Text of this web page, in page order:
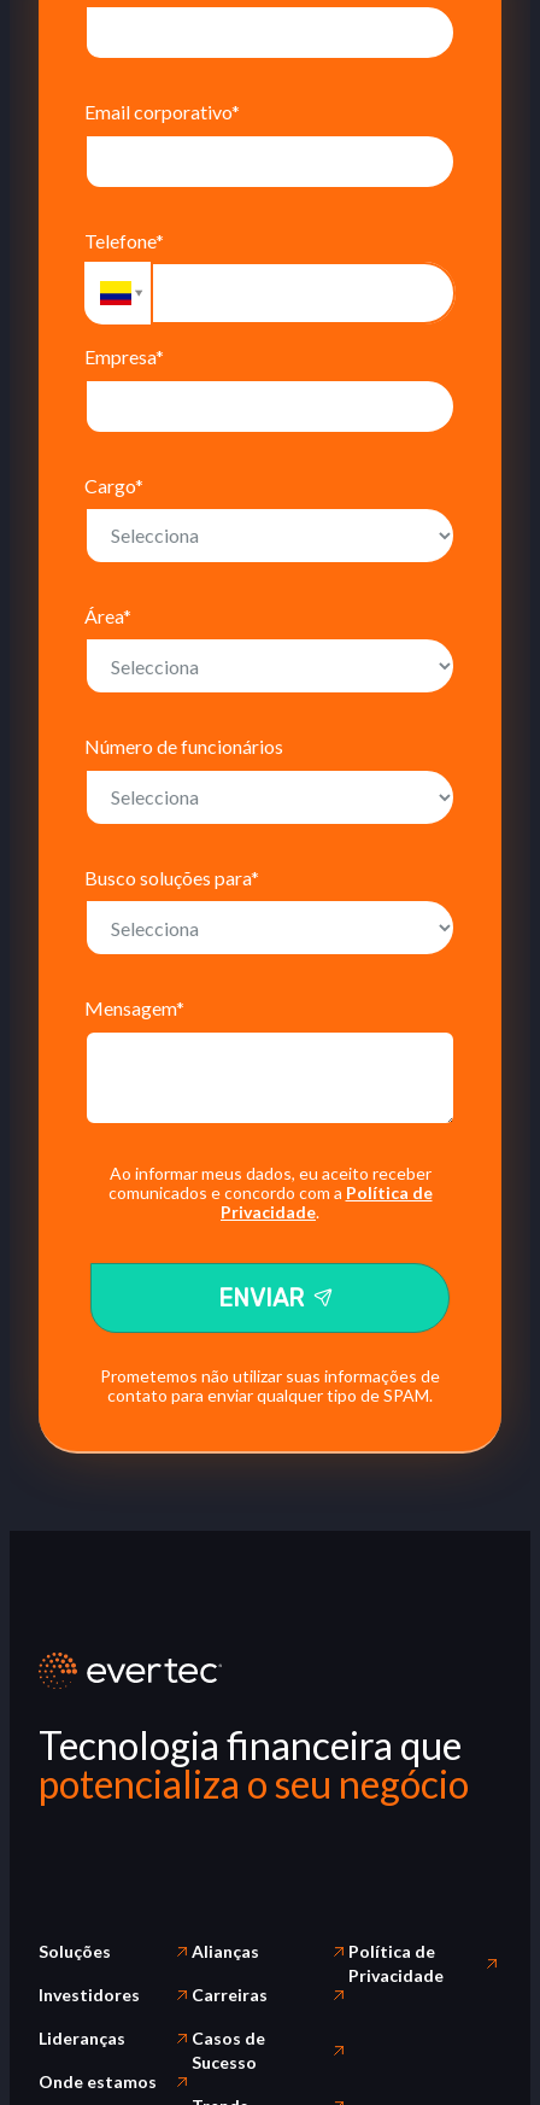
Email corporativo*
Telefone*
Empresa*
Cargo*
Área*
Número de funcionários
Busco soluções para*
Mensagem*
Ao informar meus dados, eu aceito receber
comunicados e concordo com a Política de
Privacidade.
ENVIAR
Prometemos não utilizar suas informações de
contato para enviar qualquer tipo de SPAM.
Tecnologia financeira que
potencializa o seu negócio
Soluções
Investidores
Lideranças
Onde estamos
Alianças
Carreiras
Casos de
Sucesso
Política de
Privacidade